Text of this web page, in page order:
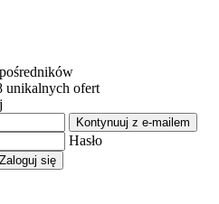
unikalnych ofert
Kontynuuj z e-mailem
Hasło
Zaloguj się